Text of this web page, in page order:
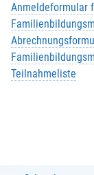
Anmeldeformular
Teilnahmeliste